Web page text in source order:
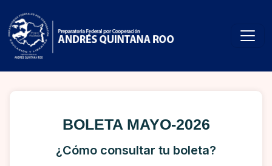
BOLETA MAYO-2026
¿Cómo consultar tu boleta?